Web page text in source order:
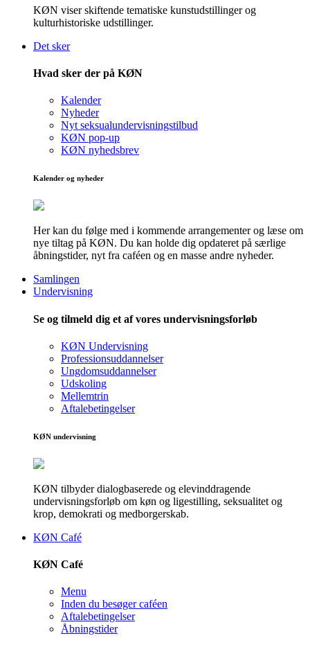
KØN viser skiftende tematiske kunstudstillinger og
kulturhistoriske udstillinger.
Det sker
Hvad sker der på KØN
Kalender
Nyheder
Nyt seksualundervisningstilbud
KØN pop-up
KØN nyhedsbrev
Kalender og nyheder
Her kan du følge med i kommende arrangementer og læse om
nye tiltag på KØN. Du kan holde dig opdateret på særlige
åbningstider, nyt fra caféen og en masse andre nyheder.
Samlingen
Undervisning
Se og tilmeld dig et af vores undervisningsforløb
KØN Undervisning
Professionsuddannelser
Ungdomsuddannelser
Udskoling
Mellemtrin
Aftalebetingelser
KØN undervisning
KØN tilbyder dialogbaserede og elevinddragende
undervisningsforløb om køn og ligestilling, seksualitet og
krop, demokrati og medborgerskab.
KØN Café
KØN Café
Menu
Inden du besøger caféen
Aftalebetingelser
Åbningstider